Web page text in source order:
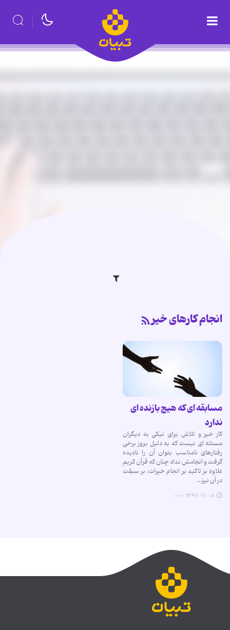
انجام کارهای خیر
مسابقه ای که هیچ بازنده ای
ندارد
کار خیر و تلاش برای نیکی به دیگران
مسئله ای نیست که به دلیل بروز برخی
رفتارهای نامناسب بتوان آن را نادیده
گرفت و انجامش نداد چنان که قرآن کریم
علاوه بر تاکید بر انجام خیرات، بر سبقت
در آن نیز…
۱۳۹۷-۱۱-۰۸ ۰۰:۰۰